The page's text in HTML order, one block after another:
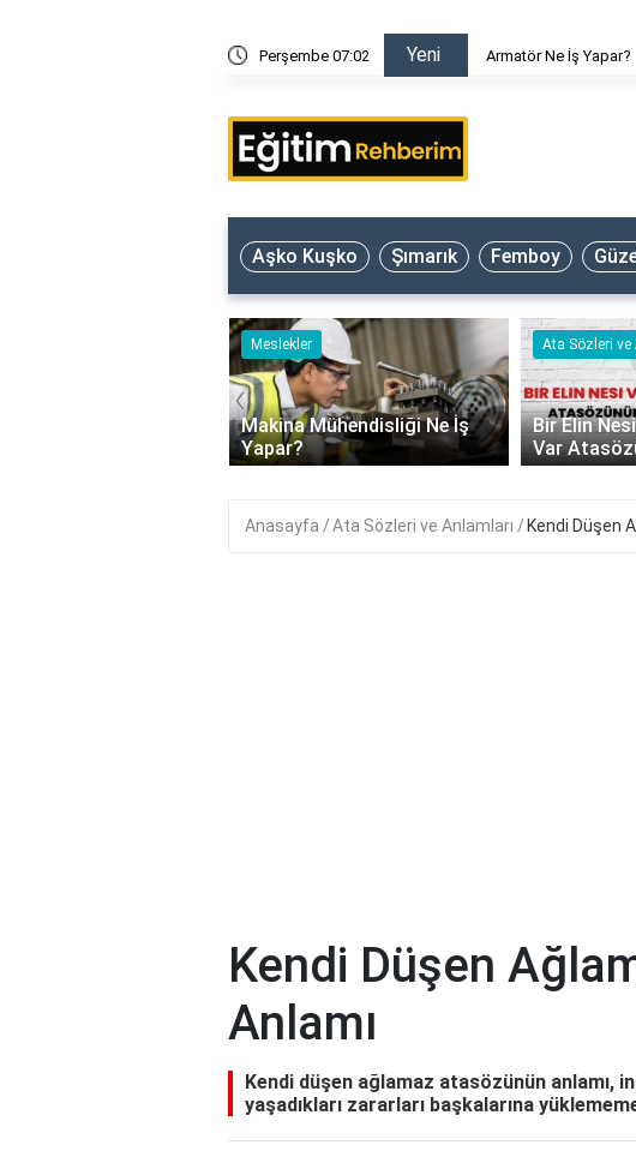
Perşembe 07:02 Yeni Armatör Ne İş Yapar?
Aşko Kuşko Şımarık Femboy
Meslekler
Makina Mühendisliği Ne İş
Yapar?
Ata Sözleri ve
Bir Elin
Var
‹
Anasayfa Ata Sözleri ve Anlamları Kendi Düşen
Kendi Düşen
Anlamı
Kendi düşen ağlamaz atasözünün anlamı,
yaşadıkları zararları başkalarına